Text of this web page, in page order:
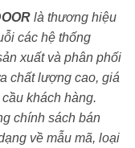
là thương hiệu
các hệ thống
xuất và phân phối
chất lượng cao, giá
khách hàng.
chính sách bán
về mẫu mã, loại